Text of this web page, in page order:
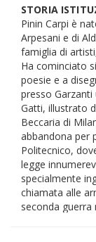
STORIA
Pinin Carpi è
Arpesani e di
famiglia di
Ha cominciato
poesie e a
presso Garzanti
Gatti, illustrato
Beccaria di
abbandona per
Politecnico,
legge
specialmente
chiamata alle
seconda
lotta
la famiglia: il